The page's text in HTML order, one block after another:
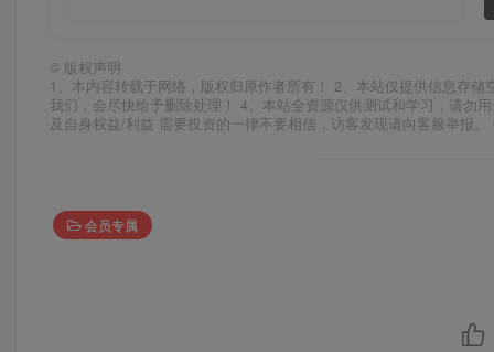
© 版权声明
1、本内容转载于网络，版权归原作者所有！ 2、本站仅提供信息存
我们，会尽快给予删除处理！ 4、本站全资源仅供测试和学习，请勿
及自身权益/利益 需要投资的一律不要相信，访客发现请向客服举报
会员专属